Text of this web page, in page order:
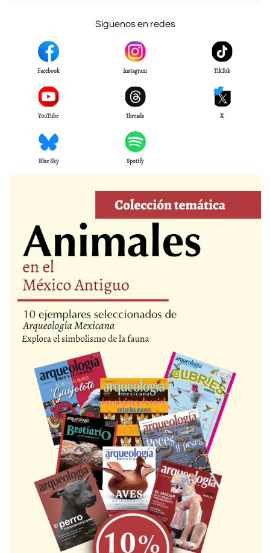
Síguenos en redes
Facebook Instagram TikTok
YouTube Threads X
Blue Sky Spotify